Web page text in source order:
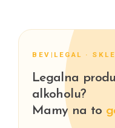
BEV|LEGAL ·
Legalna
alkoholu?
Mamy na to